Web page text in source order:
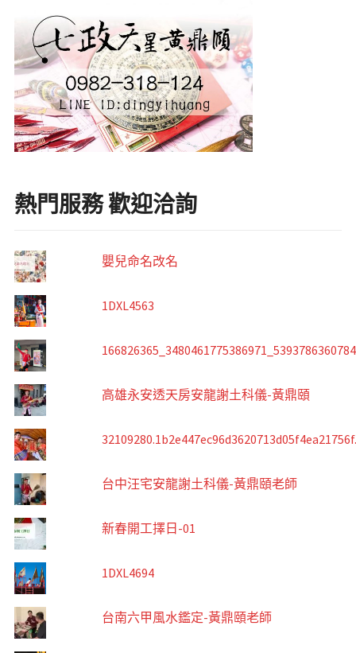
熱門服務 歡迎洽詢
嬰兒命名改名
1DXL4563
高雄永安透天房安龍謝土科儀-黃鼎頤
台中汪宅安龍謝土科儀-黃鼎頤老師
新春開工擇日-01
1DXL4694
台南六甲風水鑑定-黃鼎頤老師